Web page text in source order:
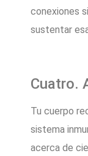
conexiones
sustentar
Cuatro.
Tu cuerpo
sistema
acerca de